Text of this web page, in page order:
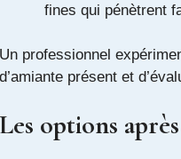
fines qui pénètrent
Un professionnel
d’amiante présent et
Les options